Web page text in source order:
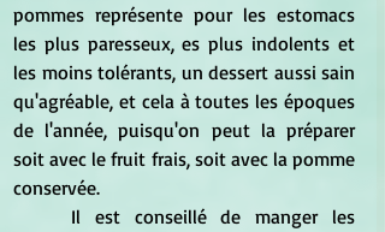
pommes représente pour les estomacs
les plus paresseux, es plus indolents et
les moins tolérants, un dessert aussi sain
qu'agréable, et cela à toutes les époques
de l'année, puisqu'on peut la préparer
soit avec le fruit frais, soit avec la pomme
conservée.